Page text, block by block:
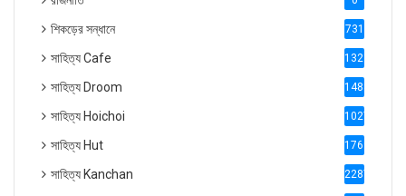
শিকড়ের সন্ধানে 731
সাহিত্য Cafe 1321
সাহিত্য Droom 1488
সাহিত্য Hoichoi 1027
সাহিত্য Hut 1769
সাহিত্য Kanchan 2287